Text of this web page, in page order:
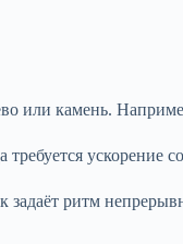
или камень.
требуется
задаёт ритм